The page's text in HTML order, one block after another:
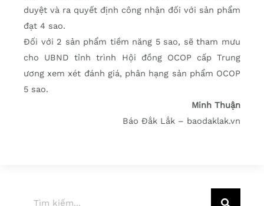
duyệt và ra quyết định công nhận đối với sản phẩm
đạt 4 sao.
Đối với 2 sản phẩm tiềm năng 5 sao, sẽ tham mưu
cho UBND tỉnh trình Hội đồng OCOP cấp Trung
ương xem xét đánh giá, phân hạng sản phẩm OCOP
5 sao.
Minh Thuận
Báo Đắk Lắk – baodaklak.vn